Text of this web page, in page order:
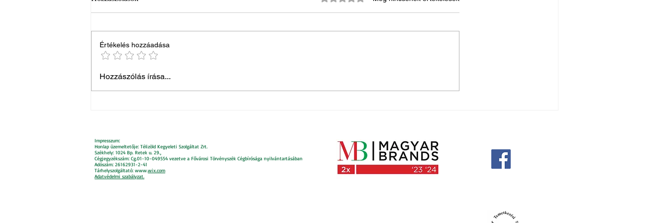
Ismerje meg kollégánkat,
Értékelés hozzáadása
Hozzászólás írása...
Impresszum:
Honlap üzemeltetője: Télizöld Kegyeleti Szolgáltat Zrt.
Székhely: 1024 Bp. Retek u. 29.,
Cégjegyzékszám: Cg.01-10-049554 vezetve a Fővárosi Törvényszék Cégbírósága nyilvántartásában
Adószám: 26162931-2-41
Tárhelyszolgáltató: www.wix.com
Adatvédelmi szabályzat.